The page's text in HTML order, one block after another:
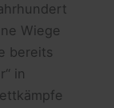
Wiege
bereits
in